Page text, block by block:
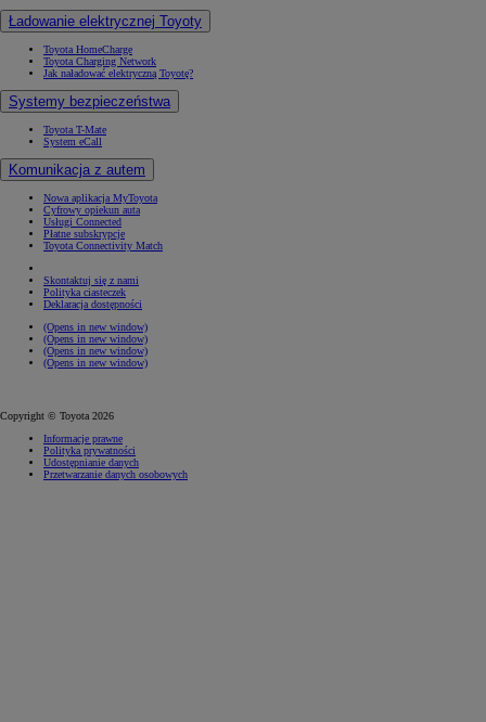
Ładowanie elektrycznej Toyoty
Toyota HomeCharge
Toyota Charging Network
Jak naładować elektryczną Toyotę?
Systemy bezpieczeństwa
Toyota T-Mate
System eCall
Komunikacja z autem
Nowa aplikacja MyToyota
Cyfrowy opiekun auta
Usługi Connected
Płatne subskrypcje
Toyota Connectivity Match
Skontaktuj się z nami
Polityka ciasteczek
Deklaracja dostępności
(Opens in new window)
(Opens in new window)
(Opens in new window)
(Opens in new window)
Copyright © Toyota 2026
Informacje prawne
Polityka prywatności
Udostępnianie danych
Przetwarzanie danych osobowych